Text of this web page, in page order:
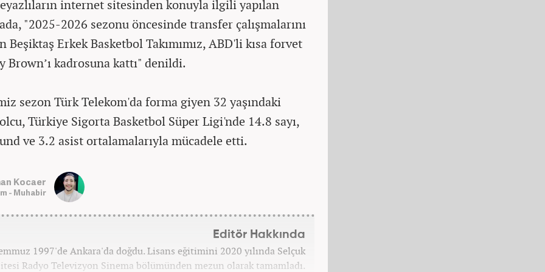
internet sitesinden konuyla ilgili yapılan
"2025-2026 sezonu öncesinde transfer çalışmalarını
Beşiktaş Erkek Basketbol Takımımız, ABD'li kısa forvet
Brown’ı kadrosuna kattı" denildi.
sezon Türk Telekom'da forma giyen 32 yaşındaki
Türkiye Sigorta Basketbol Süper Ligi'nde 14.8 sayı,
ve 3.2 asist ortalamalarıyla mücadele etti.
Kocaer
- Muhabir
Editör Hakkında
1997'de Ankara'da doğdu. Lisans eğitimini 2020 yılında Selçuk
Radyo Televizyon Sinema bölümünden mezun olarak tamamladı.